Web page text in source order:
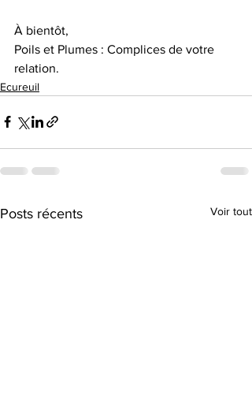
À bientôt,
Poils et Plumes : Complices de votre
relation.
Ecureuil
Posts récents Voir tout